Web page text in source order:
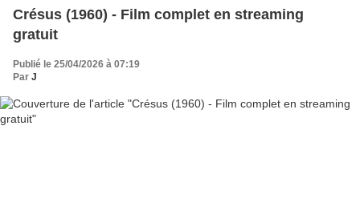
Crésus (1960) - Film complet en streaming
gratuit
Publié le 25/04/2026 à 07:19
Par J